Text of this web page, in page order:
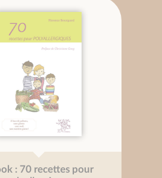
: 70 recettes pour